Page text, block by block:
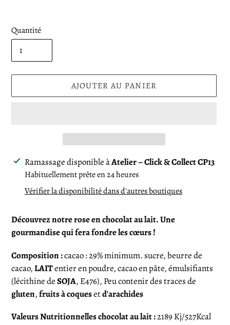
Quantité
AJOUTER AU PANIER
Ajout
d'un
produit
votre
panier
Ramassage disponible àAtelier – Click & Collect CP13
Habituellement prête en 24 heures
Vérifier la disponibilité dans d'autres boutiques
Découvrez notre rose en chocolat au lait. Une
gourmandise qui fera fondre les cœurs !
Composition :cacao : 29% minimum. sucre, beurre de
cacao,LAITentier en poudre, cacao en pâte, émulsifiants
(lécithine deSOJA, E476), Peu contenir des traces de
gluten,fruits à coquesetd'arachides
Valeurs Nutritionnelles chocolat au lait :2189 Kj/527Kcal